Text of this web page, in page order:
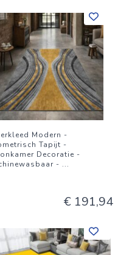
Modern -
Tapijt -
Decoratie -
- ...
€ 191,94